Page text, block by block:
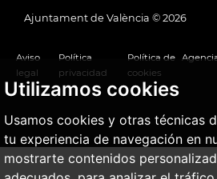
Utilizamos cookies
Usamos cookies y otras técnicas
tu experiencia de navegación en
mostrarte contenidos
Ajuntament de València © 2026
Aviso
legal
Política
privacidad
Política de
cookies